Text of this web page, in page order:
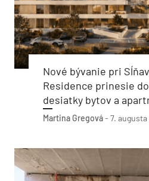
Nové bývanie pri
Residence prinesie
desiatky bytov a
Martina Gregová- 7.